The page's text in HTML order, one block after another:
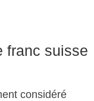
franc suisse
considéré